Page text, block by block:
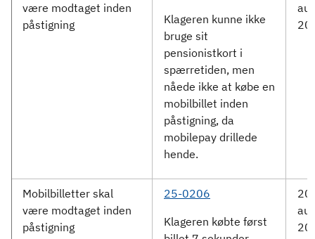
være modtaget inden
påstigning
Klageren kunne ikke
bruge sit
pensionistkort i
spærretiden, men
nåede ikke at købe en
mobilbillet inden
påstigning, da
mobilepay drillede
hende.
Mobilbilletter skal
være modtaget inden
påstigning
25-0206
Klageren købte først
20.